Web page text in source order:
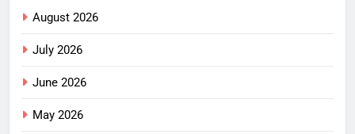
August 2026
July 2026
June 2026
May 2026